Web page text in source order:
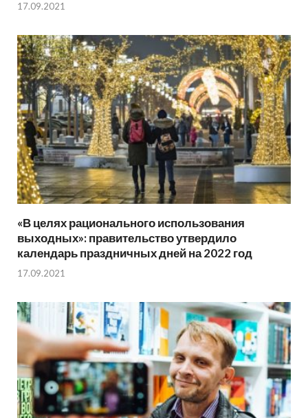
17.09.2021
«В целях рационального использования
выходных»: правительство утвердило
календарь праздничных дней на 2022 год
17.09.2021